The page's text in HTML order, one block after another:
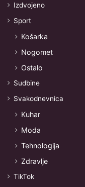
Izdvojeno
Sport
Košarka
Nogomet
Ostalo
Sudbine
Svakodnevnica
Kuhar
Moda
Tehnologija
Zdravlje
TikTok